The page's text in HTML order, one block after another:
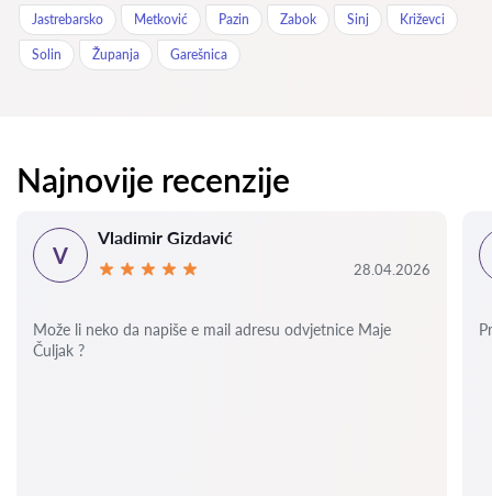
Jastrebarsko Metković Pazin Zabok Sinj Križevci
Solin Županja Garešnica
Najnovije recenzije
V
Vladimir Gizdavić
28.04.2026
Može li neko da napiše e mail adresu odvjetnice Maje
Čuljak ?